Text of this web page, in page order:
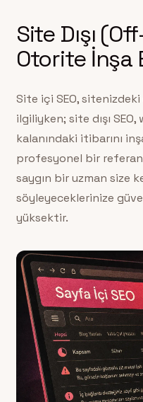
Site Dışı
Otorite İnşa
Site içi SEO,
ilgiliyken; site dışı
kalanındaki itibarını
profesyonel bir
saygın bir uzman size
söyleyeceklerinize
yüksektir.